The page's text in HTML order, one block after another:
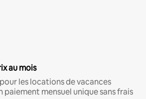
au mois
les locations de vacances
paiement mensuel unique sans frais